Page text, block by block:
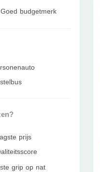
Goed budgetmerk
prijs
grip op nat